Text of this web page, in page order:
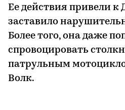
Ее действия привели к
заставило
Более того, она даже
спровоцировать
патрульным
Волк.